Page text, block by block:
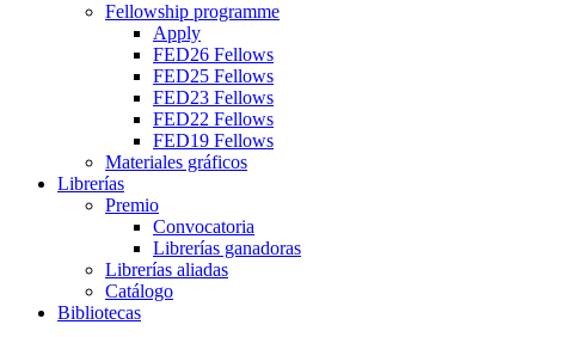
Fellowship programme
Apply
FED26 Fellows
FED25 Fellows
FED23 Fellows
FED22 Fellows
FED19 Fellows
Materiales gráficos
Librerías
Premio
Convocatoria
Librerías ganadoras
Librerías aliadas
Catálogo
Bibliotecas